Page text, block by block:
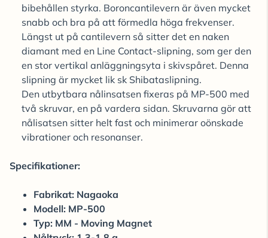
bibehållen styrka. Boroncantilevern är även mycket
snabb och bra på att förmedla höga frekvenser.
Längst ut på cantilevern så sitter det en naken
diamant med en Line Contact-slipning, som ger den
en stor vertikal anläggningsyta i skivspåret. Denna
slipning är mycket lik sk Shibataslipning.
Den utbytbara nålinsatsen fixeras på MP-500 med
två skruvar, en på vardera sidan. Skruvarna gör att
nålisatsen sitter helt fast och minimerar oönskade
vibrationer och resonanser.
Specifikationer:
Fabrikat: Nagaoka
Modell: MP-500
Typ: MM - Moving Magnet